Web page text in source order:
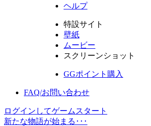
ヘルプ
特設サイト
壁紙
ムービー
スクリーンショット
GGポイント購入
FAQ/お問い合わせ
ログインしてゲームスタート
新たな物語が始まる･･･